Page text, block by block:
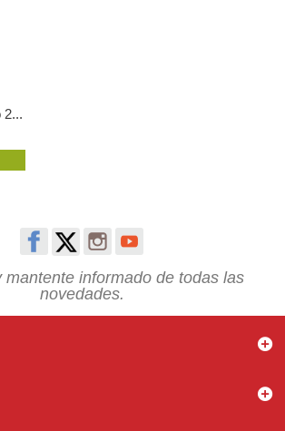
2...
mantente informado de todas las
novedades.